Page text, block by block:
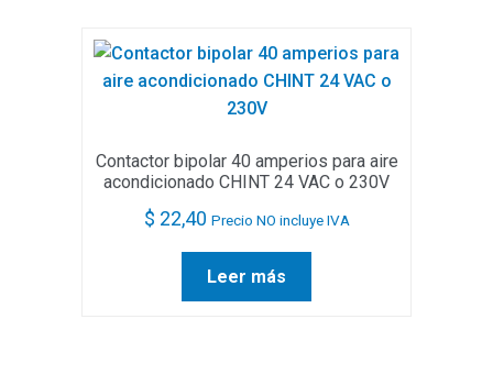
Contactor bipolar 40 amperios para aire
acondicionado CHINT 24 VAC o 230V
$ 22,40 Precio NO incluye IVA
Leer más